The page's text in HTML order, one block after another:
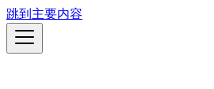
跳到主要内容